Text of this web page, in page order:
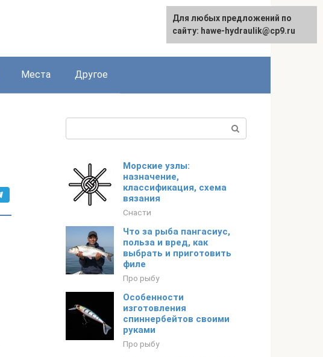
Места Другое
Морские узлы:
назначение,
классификация, схема
вязания
Снасти
Что за рыба пангасиус,
польза и вред, как
выбрать и приготовить
филе
Про рыбу
Особенности
изготовления
спиннербейтов своими
руками
Про рыбу
Для любых предложений по
сайту: hawe-hydraulik@cp9.ru